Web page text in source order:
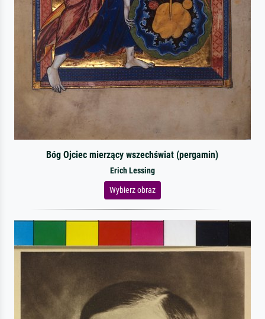
Bóg Ojciec mierzący wszechświat (pergamin)
Erich Lessing
Wybierz obraz